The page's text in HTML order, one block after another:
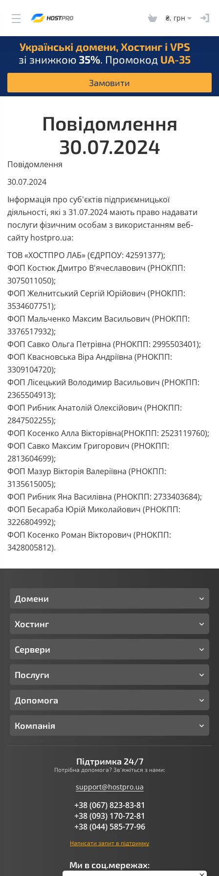
₴, грн
Українські домени, Хостинг і VPS
зі знижкою 35%. Промокод UA-35
Замовити
Повідомлення
30.07.2024
Повідомлення
30.07.2024
Інформація про суб'єктів підприємницької
діяльності, які з 31.07.2024 мають право надавати
послуги фізичним особам з використанням веб-
сайту hostpro.ua:
ТОВ «ХОСТПРО ЛАБ» (ЄДРПОУ: 42591377);
ФОП Костюк Дмитро В'ячеславович (РНОКПП:
3075011050);
ФОП Желнитський Сергій Юрійович (РНОКПП:
3534607751);
ФОП Мальченко Максим Васильович (РНОКПП:
3376517932);
ФОП Савко Ольга Петрівна (РНОКПП: 2995503401);
ФОП Квасновська Віра Андріївна (РНОКПП:
3309104720);
ФОП Лісецький Володимир Васильович (РНОКПП:
2365504913);
ФОП Рибник Анатолій Олексійович (РНОКПП:
2847502255);
ФОП Косенко Алла Вікторівна(РНОКПП: 2523119760);
ФОП Савко Максим Григорович (РНОКПП:
2813604699);
ФОП Мазур Вікторія Валеріївна (РНОКПП:
3135615005);
ФОП Рибник Яна Василівна (РНОКПП: 2733403684);
ФОП Бесараба Юрій Миколайович (РНОКПП:
3226804992);
ФОП Косенко Роман Вікторович (РНОКПП:
3428005812).
Домени
Хостинг
Сервери
Послуги
Допомога
Компанія
Підтримка 24/7
Потрібна допомога? Зв'яжіться з нами:
support@hostpro.ua
+38 (067) 823-83-81
+38 (093) 170-72-81
+38 (044) 585-77-96
Написати запит в підтримку
Ми в соц.мережах: